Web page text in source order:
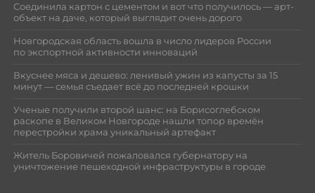
Соединила картон с цементом и вот что получилось — арт-
объект на даче, который выглядит очень дорого
Новгородская область вошла в число лидеров России
по экспортной активности инноваций
Вкуснее мяса и дешево: ленивый ужин из капусты за 15
минут — семья съедает всё до последней крошки
Ученые получили второй шанс: на Борисоглебском
раскопе в Великом Новгороде нашли топор времён
перестройки храма уникальный артефакт
Житель Боровичей пожаловался губернатору на
уничтожение пешеходной инфраструктуры в городе